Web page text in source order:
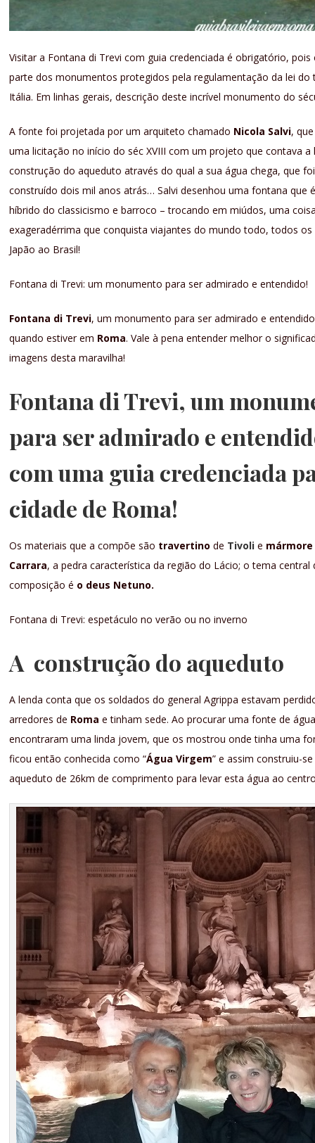
Visitar a Fontana di Trevi com guia credenciada é obrigatório, pois
parte dos monumentos protegidos pela regulamentação da lei do
Itália. Em linhas gerais, descrição deste incrível monumento do
A fonte foi projetada por um arquiteto chamado Nicola Salvi,
uma licitação no início do séc XVIII com um projeto que contava a
construção do aqueduto através do qual a sua água chega, que foi
construído dois mil anos atrás… Salvi desenhou uma fontana que
híbrido do classicismo e barroco – trocando em miúdos, uma
exageradérrima que conquista viajantes do mundo todo, todos os
Japão ao Brasil!
Fontana di Trevi: um monumento para ser admirado e entendido!
Fontana di Trevi, um monumento para ser admirado e entendido
quando estiver em Roma. Vale à pena entender melhor o
imagens desta maravilha!
Fontana di Trevi, um
para ser admirado e
com uma guia credenciada
cidade de Roma!
Os materiais que a compõe são travertino de Tivoli e
Carrara, a pedra característica da região do Lácio; o tema central
composição é o deus Netuno.
Fontana di Trevi: espetáculo no verão ou no inverno
A construção do aqueduto
A lenda conta que os soldados do general Agrippa estavam
arredores de Roma e tinham sede. Ao procurar uma fonte de
encontraram uma linda jovem, que os mostrou onde tinha uma
ficou então conhecida como “Água Virgem” e assim construiu-
aqueduto de 26km de comprimento para levar esta água ao